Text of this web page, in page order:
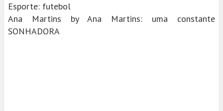
Esporte: futebol
Ana Martins by Ana Martins: uma constante
SONHADORA